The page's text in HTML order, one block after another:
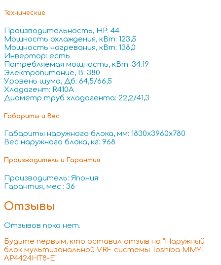
Технические
Производительность, HP: 44
Мощность охлаждения, кВт: 123,5
Мощность нагревания, кВт: 138,0
Инвертор: есть
Потребляемая мощность, кВт: 34.19
Электропитание, В: 380
Уровень шума, Дб: 64,5/66,5
Хладагент: R410A
Диаметр труб хладагента: 22,2/41,3
Габариты и Вес
Габариты наружного блока, мм: 1830x3960x780
Вес наружного блока, кг: 968
Производитель и Гарантия
Производитель: Япония
Гарантия, мес.: 36
Отзывы
Отзывов пока нет.
Будьте первым, кто оставил отзыв на “Наружный
блок мультизональной VRF системы Toshiba MMY-
AP4424HT8-E”